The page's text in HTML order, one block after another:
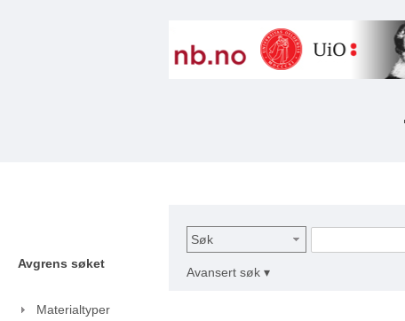
Avgrens søket
Materialtyper
Søk
Avansert søk ▾